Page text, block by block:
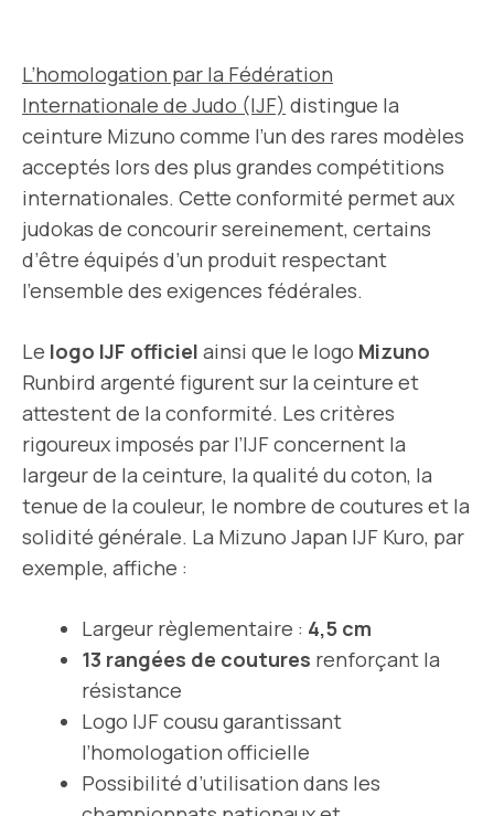
L’homologation par la Fédération
Internationale de Judo (IJF) distingue la
ceinture Mizuno comme l’un des rares modèles
acceptés lors des plus grandes compétitions
internationales. Cette conformité permet aux
judokas de concourir sereinement, certains
d’être équipés d’un produit respectant
l’ensemble des exigences fédérales.
Le logo IJF officiel ainsi que le logo Mizuno
Runbird argenté figurent sur la ceinture et
attestent de la conformité. Les critères
rigoureux imposés par l’IJF concernent la
largeur de la ceinture, la qualité du coton, la
tenue de la couleur, le nombre de coutures et la
solidité générale. La Mizuno Japan IJF Kuro, par
exemple, affiche :
Largeur règlementaire : 4,5 cm
13 rangées de coutures renforçant la
résistance
Logo IJF cousu garantissant
l’homologation officielle
Possibilité d’utilisation dans les